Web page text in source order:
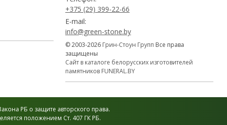
+375 (29) 399-22-66
E-mail:
info@green-stone.by
© 2003-2026 Грин-Стоун Групп Все права
защищены
Сайт в каталоге белорусских изготовителей
памятников FUNERAL.BY
РБ о защите авторского права.
положением Ст. 407 ГК РБ.